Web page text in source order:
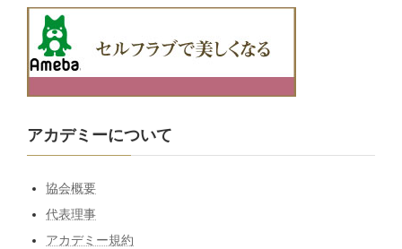
アカデミーについて
協会概要
代表理事
アカデミー規約